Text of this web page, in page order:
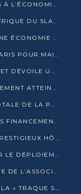
DES FUTURS JOURNALISTES INITIÉS À L’ÉCONOMIE BLEUE DURABLE
LE CONGO SACRÉ CHAMPION D’AFRIQUE DU SLAM 2025
LA VISION DU CONGO AXÉE SUR UNE ÉCONOMIE BAS CARBONE AU RENDEZ-VOUS DE MONACO 2025
RECONNAISSANCE : HONNEUR À PARIS POUR MAIXENT RAOUL OMINGA
CANAL+ RELANCE LA CHAÎNE CAN ET DÉVOILE UNE OFFRE EXCEPTIONNELLE POUR DÉCEMBRE
LA DETTE DES PAYS EN DÉVELOPPEMENT ATTEINT UN SOMMET HISTORIQUE ENTRE 2022 ET 2024
L’AFRIQUE VISE L’ÉRADICATION TOTALE DE LA POLIOMYÉLITE D’ICI 2026
LA BAD PROMET D’ACCÉLÉRER SES FINANCEMENTS AVEC LE MINISTÈRE DE L’ASSAINISSEMENT
SASSOU NGUESSO INAUGURE LE PRESTIGIEUX HÔTEL KEMPINSKI BRAZZAVILLE
LE SECTEUR PRIVÉ MOBILISÉ POUR LE DÉPLOIEMENT DE 19 MINI-CENTRALES SOLAIRES
YVON SANA BANGUI PREND LA TÊTE DE L’ASSOCIATION DES BANQUES CENTRALES AFRICAINES
DENIS SASSOU-NGUESSO PROMET LA « TRAQUE SANS RELÂCHE » DU GRAND BANDITISME